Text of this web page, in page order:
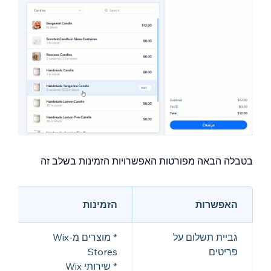
בטבלה הבאה מפורטות האפשרויות הזמינות בשלב זה
האפשרות הזמינות
גביית תשלום על
פריטים
* מוצרים מ-Wix
Stores
* שירותי Wix